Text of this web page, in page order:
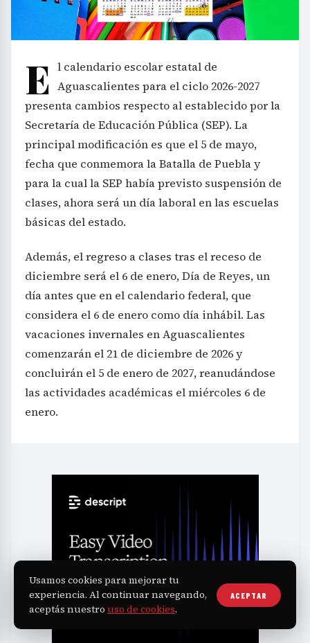
E l calendario escolar estatal de
Aguascalientes para el ciclo 2026-2027
presenta cambios respecto al establecido por la
Secretaría de Educación Pública (SEP). La
principal modificación es que el 5 de mayo,
fecha que conmemora la Batalla de Puebla y
para la cual la SEP había previsto suspensión de
clases, ahora será un día laboral en las escuelas
básicas del estado.
Además, el regreso a clases tras el receso de
diciembre será el 6 de enero, Día de Reyes, un
día antes que en el calendario federal, que
considera el 6 de enero como día inhábil. Las
vacaciones invernales en Aguascalientes
comenzarán el 21 de diciembre de 2026 y
concluirán el 5 de enero de 2027, reanudándose
las actividades académicas el miércoles 6 de
enero.
Usamos cookies para mejorar tu
experiencia. Al continuar navegando,
aceptás nuestro uso de cookies.
ACEPTAR